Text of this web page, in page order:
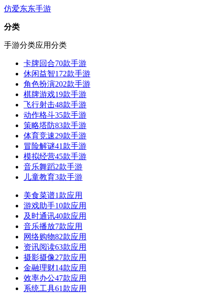
仿爱东东手游
分类
手游分类应用分类
卡牌回合70款手游
休闲益智172款手游
角色扮演202款手游
棋牌游戏19款手游
飞行射击48款手游
动作格斗35款手游
策略塔防83款手游
体育竞速29款手游
冒险解谜41款手游
模拟经营45款手游
音乐舞蹈2款手游
儿童教育3款手游
美食菜谱1款应用
游戏助手10款应用
及时通讯40款应用
音乐播放7款应用
网络购物82款应用
资讯阅读63款应用
摄影摄像27款应用
金融理财14款应用
效率办公47款应用
系统工具61款应用